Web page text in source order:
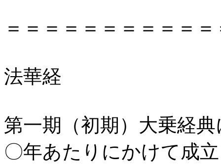
＝＝＝＝＝＝＝＝＝＝
法華経
第一期（初期）大乗経
〇年あたりにかけて成